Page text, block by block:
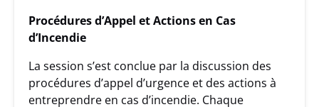
Procédures d’Appel et Actions en Cas
d’Incendie
La session s’est conclue par la discussion des
procédures d’appel d’urgence et des actions à
entreprendre en cas d’incendie. Chaque